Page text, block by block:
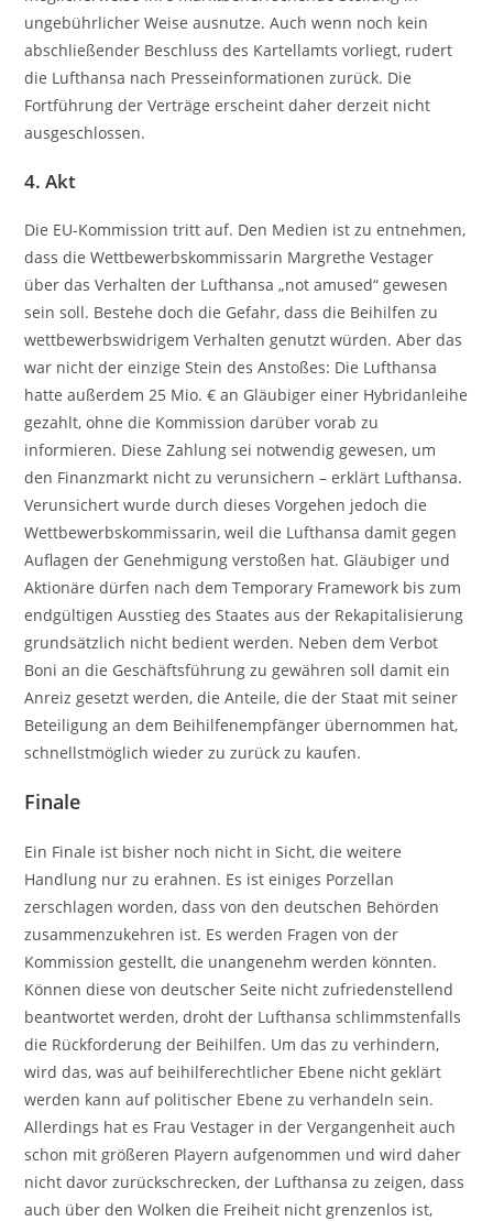
ungebührlicher Weise ausnutze. Auch wenn noch kein
abschließender Beschluss des Kartellamts vorliegt, rudert
die Lufthansa nach Presseinformationen zurück. Die
Fortführung der Verträge erscheint daher derzeit nicht
ausgeschlossen.
4. Akt
Die EU-Kommission tritt auf. Den Medien ist zu entnehmen,
dass die Wettbewerbskommissarin Margrethe Vestager
über das Verhalten der Lufthansa „not amused“ gewesen
sein soll. Bestehe doch die Gefahr, dass die Beihilfen zu
wettbewerbswidrigem Verhalten genutzt würden. Aber das
war nicht der einzige Stein des Anstoßes: Die Lufthansa
hatte außerdem 25 Mio. € an Gläubiger einer Hybridanleihe
gezahlt, ohne die Kommission darüber vorab zu
informieren. Diese Zahlung sei notwendig gewesen, um
den Finanzmarkt nicht zu verunsichern – erklärt Lufthansa.
Verunsichert wurde durch dieses Vorgehen jedoch die
Wettbewerbskommissarin, weil die Lufthansa damit gegen
Auflagen der Genehmigung verstoßen hat. Gläubiger und
Aktionäre dürfen nach dem Temporary Framework bis zum
endgültigen Ausstieg des Staates aus der Rekapitalisierung
grundsätzlich nicht bedient werden. Neben dem Verbot
Boni an die Geschäftsführung zu gewähren soll damit ein
Anreiz gesetzt werden, die Anteile, die der Staat mit seiner
Beteiligung an dem Beihilfenempfänger übernommen hat,
schnellstmöglich wieder zu zurück zu kaufen.
Finale
Ein Finale ist bisher noch nicht in Sicht, die weitere
Handlung nur zu erahnen. Es ist einiges Porzellan
zerschlagen worden, dass von den deutschen Behörden
zusammenzukehren ist. Es werden Fragen von der
Kommission gestellt, die unangenehm werden könnten.
Können diese von deutscher Seite nicht zufriedenstellend
beantwortet werden, droht der Lufthansa schlimmstenfalls
die Rückforderung der Beihilfen. Um das zu verhindern,
wird das, was auf beihilferechtlicher Ebene nicht geklärt
werden kann auf politischer Ebene zu verhandeln sein.
Allerdings hat es Frau Vestager in der Vergangenheit auch
schon mit größeren Playern aufgenommen und wird daher
nicht davor zurückschrecken, der Lufthansa zu zeigen, dass
auch über den Wolken die Freiheit nicht grenzenlos ist,